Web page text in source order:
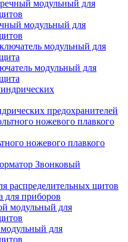
модульный для
модульный для
предохранителей
ножевого плавкого
Звонковый
распределительных щитов
для приборов
для